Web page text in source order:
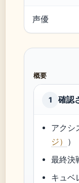
声優
概要
1 確認
アクシ
ジ） ）
最終決
キュベ